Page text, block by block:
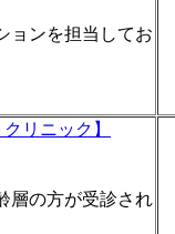
ョンを担当してお
リニック】
層の方が受診され